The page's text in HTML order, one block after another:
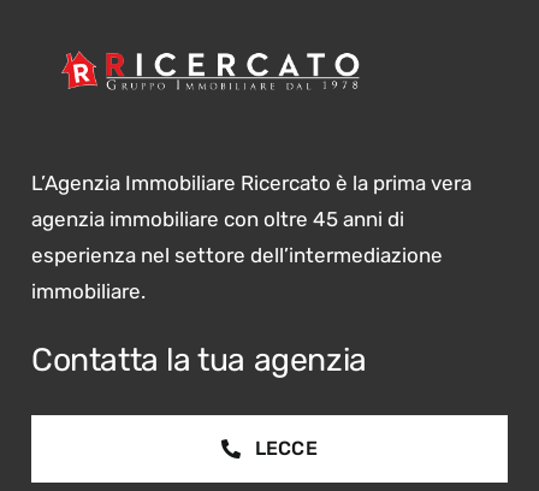
L’Agenzia Immobiliare Ricercato è la prima vera
agenzia immobiliare con oltre 45 anni di
esperienza nel settore dell’intermediazione
immobiliare.
Contatta la tua agenzia
LECCE